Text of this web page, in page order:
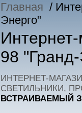
Главная /
Энерго"
98
ИНТЕРНЕТ-
СВЕТИЛЬНИКИ,
ВСТРАИВАЕМЫЙ